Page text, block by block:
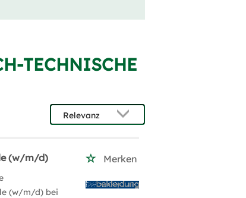
TECHNISCHE
(w/m/d) Merken
(w/m/d) bei